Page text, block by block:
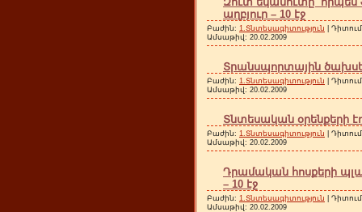
աղբյուր – 10 էջ
Բաժին: 1.Տնտեսագիտություն |
Ամսաթիվ: 20.02.2009
Տրանսպորտային
Բաժին: 1.Տնտեսագիտություն |
Ամսաթիվ: 20.02.2009
Տնտեսական օրենքերի
Բաժին: 1.Տնտեսագիտություն |
Ամսաթիվ: 20.02.2009
Դրամական հոսքերի
– 10 էջ
Բաժին: 1.Տնտեսագիտություն |
Ամսաթիվ: 20.02.2009